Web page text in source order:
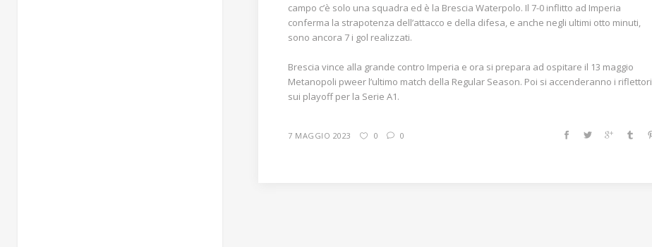
campo c’è solo una squadra ed è la Brescia Waterpolo. Il 7-0 inflitto ad Imperia
conferma la strapotenza dell’attacco e della difesa, e anche negli ultimi otto minuti,
sono ancora 7 i gol realizzati.
Brescia vince alla grande contro Imperia e ora si prepara ad ospitare il 13 maggio
Metanopoli pweer l’ultimo match della Regular Season. Poi si accenderanno i riflettori
sui playoff per la Serie A1.
7 MAGGIO 2023 0 0